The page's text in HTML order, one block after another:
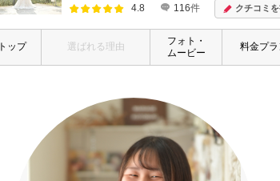
4.8
116件 クチコミを
トップ 選ばれる理由
フォト・
ムービー
料金プラ